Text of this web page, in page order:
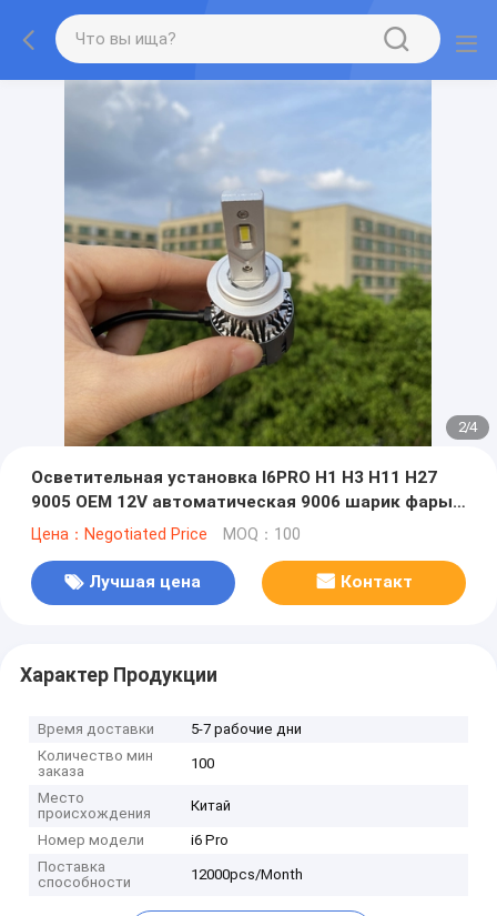
2/4
Осветительная установка I6PRO H1 H3 H11 H27
9005 OEM 12V автоматическая 9006 шарик фары
СИД автомобиля света H7 СИД Headlamp
Цена：Negotiated Price MOQ：100
Лучшая цена Контакт
Характер Продукции
Время доставки
5-7 рабочие дни
Количество мин
заказа
100
Место
происхождения
Китай
Номер модели
i6 Pro
Поставка
способности
12000pcs/Month